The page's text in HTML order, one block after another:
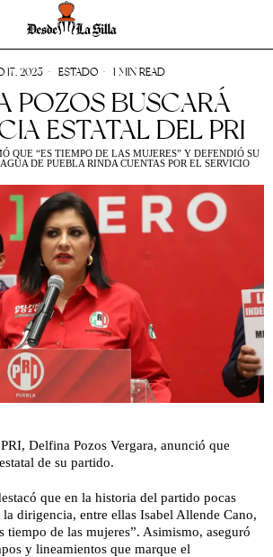
17, 2025 ESTADO 1 MIN READ
POZOS BUSCARÁ
ESTATAL DEL PRI
QUE “ES TIEMPO DE LAS MUJERES” Y DEFENDIÓ SU
DE PUEBLA RINDA CUENTAS POR EL SERVICIO
Delfina Pozos Vergara, anunció que
de su partido.
que en la historia del partido pocas
dirigencia, entre ellas Isabel Allende Cano,
tiempo de las mujeres”. Asimismo, aseguró
y lineamientos que marque el